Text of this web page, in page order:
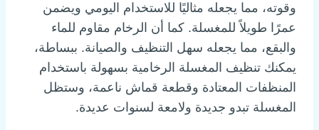
وقوته، مما يجعله مثاليًا للاستخدام اليومي ويضمن
عمرًا طويلاً للمغسلة. كما أن الرخام مقاوم للماء
والبقع، مما يجعله سهل التنظيف والصيانة. ببساطة،
يمكنك تنظيف المغسلة الرخامية بسهولة باستخدام
المنظفات المعتادة وقطعة قماش ناعمة، وستظل
المغسلة تبدو جديدة ولامعة لسنوات عديدة.